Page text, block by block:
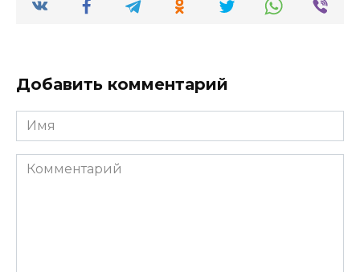
Добавить комментарий
Имя
Комментарий